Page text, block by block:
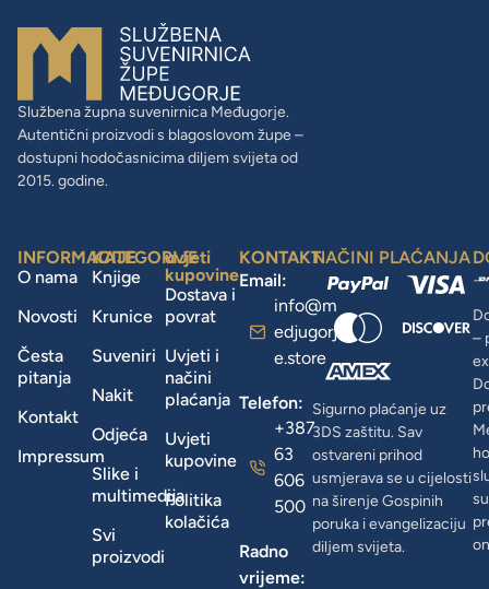
Službena župna suvenirnica Međugorje.
Autentični proizvodi s blagoslovom župe –
dostupni hodočasnicima diljem svijeta od
2015. godine.
INFORMACIJE
O nama
Novosti
Česta
pitanja
Kontakt
Impressum
KATEGORIJE
Knjige
Krunice
Suveniri
Nakit
Odjeća
Slike i
multimedija
Svi
proizvodi
uvjeti
kupovine
Dostava i
povrat
Uvjeti i
načini
plaćanja
Uvjeti
kupovine
Politika
kolačića
KONTAKT
Email:
info@m
edjugorj
e.store
Telefon:
+387
63
606
500
Radno
vrijeme:
NAČINI PLAĆANJA
Sigurno plaćanje uz
3DS zaštitu. Sav
ostvareni prihod
usmjerava se u cijelosti
na širenje Gospinih
poruka i evangelizaciju
diljem svijeta.
–